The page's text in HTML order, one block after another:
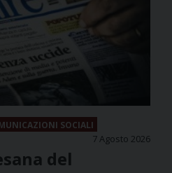
SOCIALI
7 Agosto 2026
del